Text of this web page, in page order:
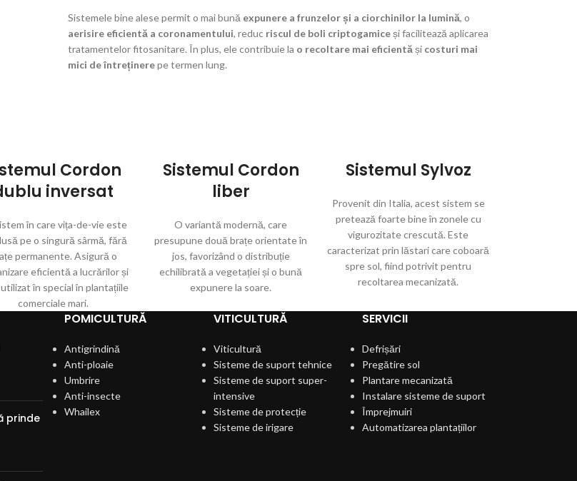
Sistemele bine alese permit o mai bună expunere a frunzelor și a ciorchinilor la lumină, o
aerisire eficientă a coronamentului, reduc riscul de boli criptogamiceși facilitează aplicarea
tratamentelor fitosanitare. În plus, ele contribuie la o recoltare mai eficientăși costuri mai
mici de întreținerepe termen lung.
Cordon
inversat
în care vița-de-vie este
pe o singură sârmă, fără
permanente. Asigură o
eficientă a lucrărilor și
în special în plantațiile
comerciale mari.
Sistemul Cordon
liber
O variantă modernă, care
presupune două brațe orientate în
jos, favorizând o distribuție
echilibrată a vegetației și o bună
expunere la soare.
Sistemul Sylvoz
Provenit din Italia, acest sistem se
pretează foarte bine în zonele cu
vigurozitate crescută. Este
caracterizat prin lăstari care coboară
spre sol, fiind potrivit pentru
recoltarea mecanizată.
prinde
POMICULTURĂ
Antigrindină
Anti-ploaie
Umbrire
Anti-insecte
Whailex
VITICULTURĂ
Viticultură
Sisteme de suport tehnice
Sisteme de suport super-
intensive
Sisteme de protecție
Sisteme de irigare
SERVICII
Defrișări
Pregătire sol
Plantare mecanizată
Instalare sisteme de suport
Împrejmuiri
Automatizarea plantațiilor